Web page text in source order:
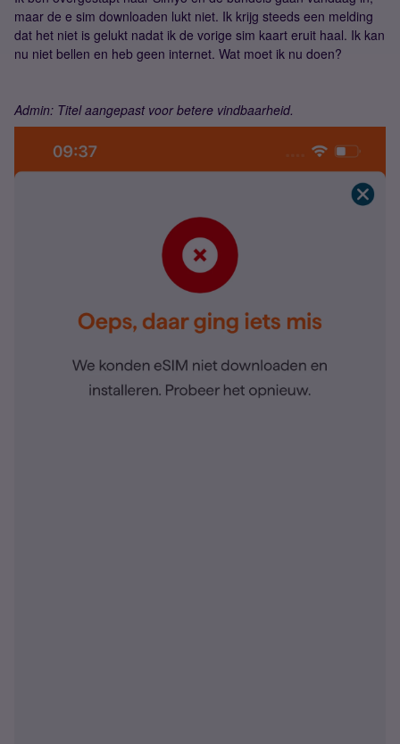
maar de e sim downloaden lukt niet. Ik krijg steeds een melding
dat het niet is gelukt nadat ik de vorige sim kaart eruit haal. Ik kan
nu niet bellen en heb geen internet. Wat moet ik nu doen?
Admin: Titel aangepast voor betere vindbaarheid.